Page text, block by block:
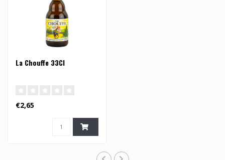
La Chouffe 33Cl
€2,65